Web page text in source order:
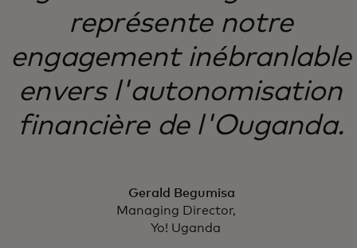
représente notre
engagement inébranlable
envers l'autonomisation
financière de l'Ouganda.
Gerald Begumisa
Managing Director,
Yo! Uganda